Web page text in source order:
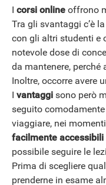
GUIDE ALL'ACQUISTO
I corsi online offrono
Tra gli svantaggi c’è la
con gli altri studenti e
notevole dose di
da mantenere,
Inoltre, occorre avere
I vantaggi sono però
seguito
viaggiare, nei
facilmente accessibili
possibile seguire le
Prima di scegliere
prenderne in esame